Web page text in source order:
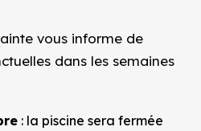
vous informe de
dans les semaines
: la piscine sera fermée